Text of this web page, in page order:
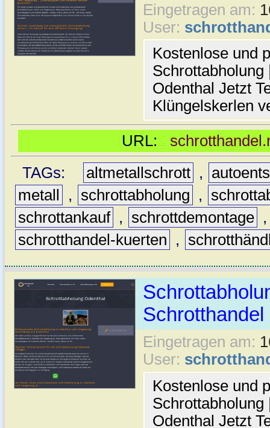
Eingetragen am:
User:
Kostenlose und
Odenthal Jetzt
Klüngelskerlen
URL:
TAGs:
altmetallschrott ,
metall
, schrottabholung ,
schrottankauf , schrottdemontage
schrotthandel-kuerten
,
Schrotthandel
Eingetragen am:
User:
Kostenlose und
Odenthal Jetzt